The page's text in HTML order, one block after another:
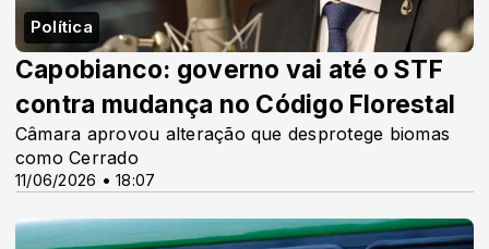
Política
11/06/2026 • 18:07
Capobianco: governo vai até o STF
contra mudança no Código Florestal
Câmara aprovou alteração que desprotege biomas
como Cerrado